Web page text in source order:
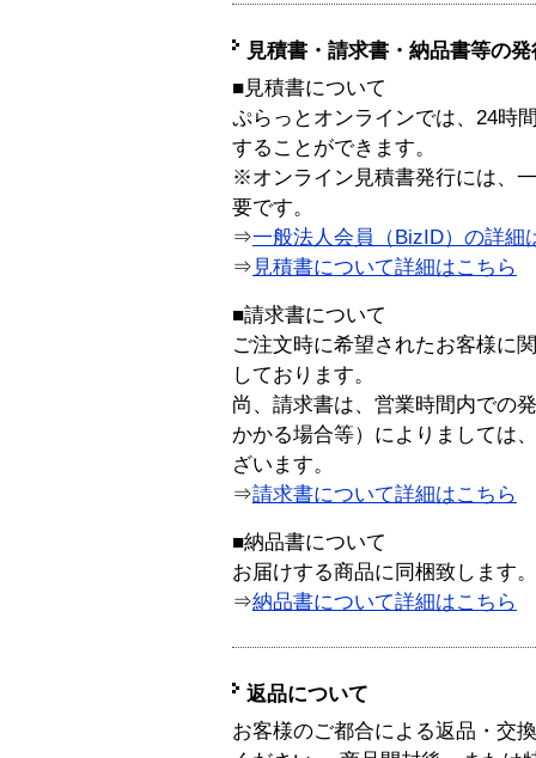
見積書・請求書・納品書等の
■見積書について
ぷらっとオンラインでは、24時
することができます。
※オンライン見積書発行には、
要です。
⇒一般法人会員（BizID）の詳細
⇒ 見積書について詳細はこちら
■請求書について
ご注文時に希望されたお客様に
しております。
尚、請求書は、営業時間内での
かかる場合等）によりましては
ざいます。
⇒請求書について詳細はこちら
■納品書について
お届けする商品に同梱致します。
⇒納品書について詳細はこちら
返品について
お客様のご都合による返品・交